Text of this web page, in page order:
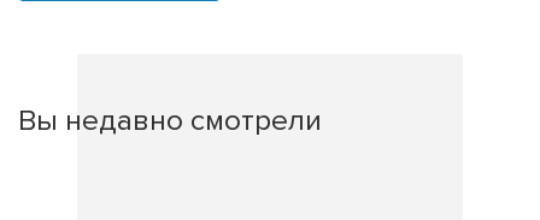
Вы недавно смотрели